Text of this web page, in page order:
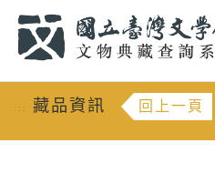
::: 藏品資訊 回上一頁